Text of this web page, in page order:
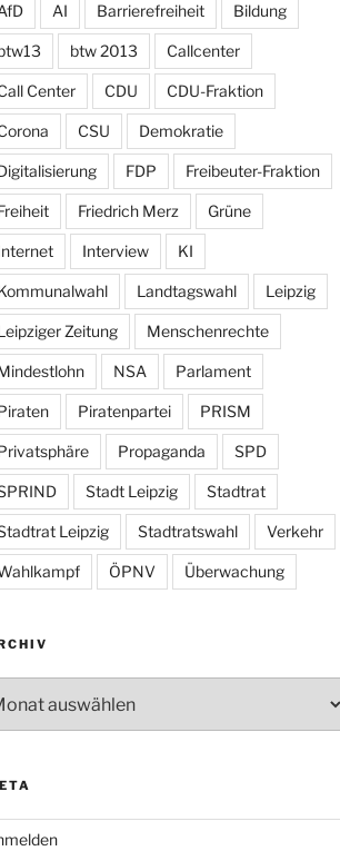
AI Barrierefreiheit Bildung
btw 2013 Callcenter
Center CDU CDU-Fraktion
CSU Demokratie
FDP Freibeuter-Fraktion
Friedrich Merz Grüne
Interview KI
Landtagswahl Leipzig
Zeitung Menschenrechte
NSA Parlament
Piratenpartei PRISM
Propaganda SPD
Stadt Leipzig Stadtrat
Leipzig Stadtratswahl Verkehr
ÖPNV Überwachung